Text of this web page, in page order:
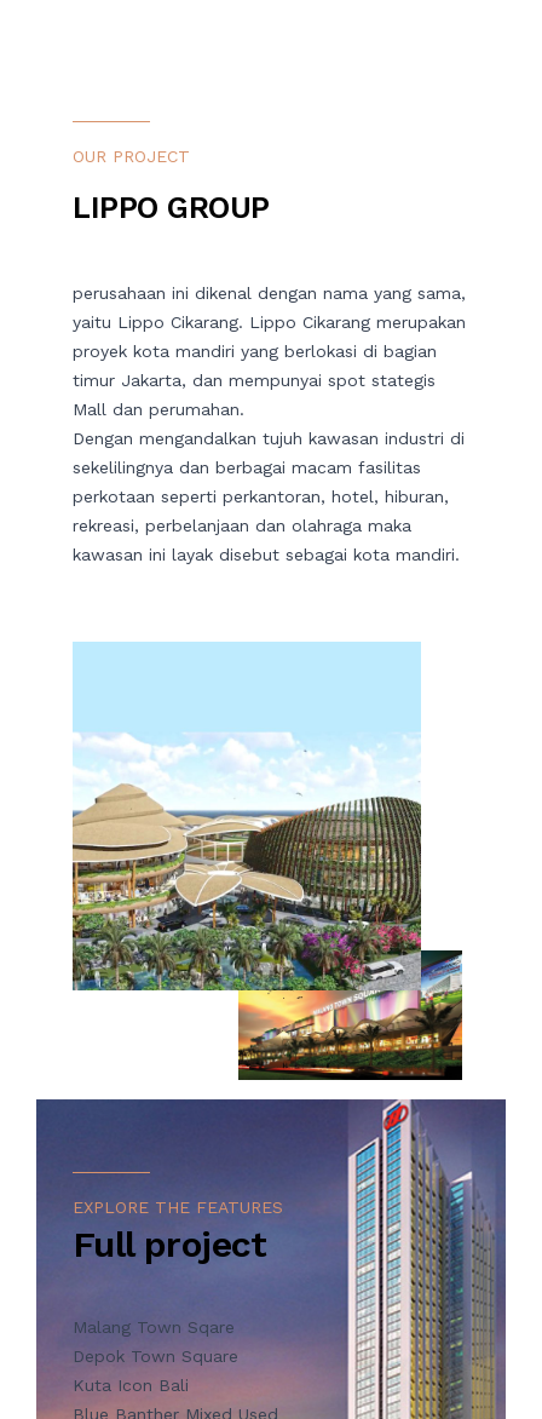
OUR PROJECT
LIPPO GROUP
perusahaan ini dikenal dengan nama yang sama,
yaitu Lippo Cikarang. Lippo Cikarang merupakan
proyek kota mandiri yang berlokasi di bagian
timur Jakarta, dan mempunyai spot stategis
Mall dan perumahan.
Dengan mengandalkan tujuh kawasan industri di
sekelilingnya dan berbagai macam fasilitas
perkotaan seperti perkantoran, hotel, hiburan,
rekreasi, perbelanjaan dan olahraga maka
kawasan ini layak disebut sebagai kota mandiri.
EXPLORE THE FEATURES
Full project
Malang Town Sqare
Depok Town Square
Kuta Icon Bali
Blue Banther Mixed Used